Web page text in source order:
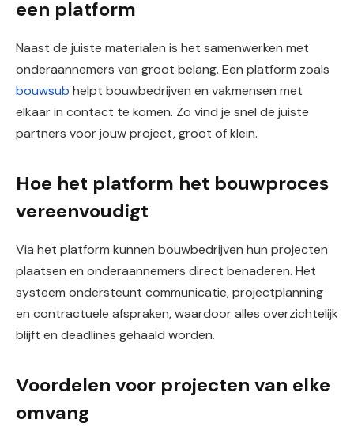
een platform
Naast de juiste materialen is het samenwerken met
onderaannemers van groot belang. Een platform zoals
bouwsub helpt bouwbedrijven en vakmensen met
elkaar in contact te komen. Zo vind je snel de juiste
partners voor jouw project, groot of klein.
Hoe het platform het bouwproces
vereenvoudigt
Via het platform kunnen bouwbedrijven hun projecten
plaatsen en onderaannemers direct benaderen. Het
systeem ondersteunt communicatie, projectplanning
en contractuele afspraken, waardoor alles overzichtelijk
blijft en deadlines gehaald worden.
Voordelen voor projecten van elke
omvang